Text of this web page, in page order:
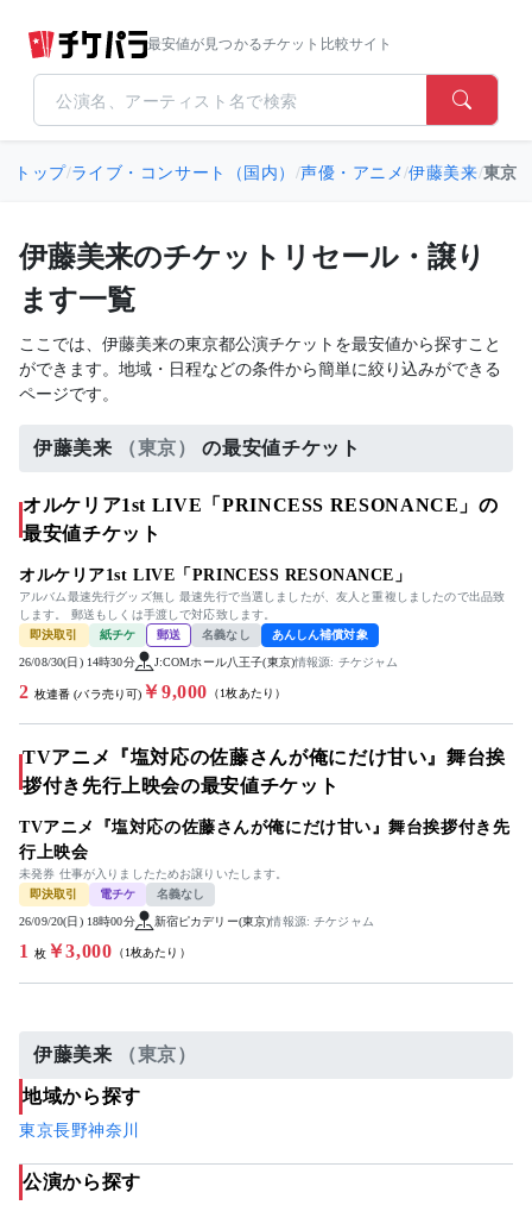
最安値が見つかるチケット比較サイト
トップ/ライブ・コンサート（国内） /声優・アニメ/伊藤美来/東京
伊藤美来のチケットリセール・譲り
ます一覧
ここでは、伊藤美来の東京都公演チケットを最安値から探すこと
ができます。地域・日程などの条件から簡単に絞り込みができる
ページです。
伊藤美来 （東京） の最安値チケット
オルケリア1st LIVE「PRINCESS RESONANCE」の
最安値チケット
オルケリア1st LIVE「PRINCESS RESONANCE」
アルバム最速先行グッズ無し 最速先行で当選しましたが、友人と重複しましたので出品致
します。 郵送もしくは手渡しで対応致します。
即決取引
紙チケ 郵送 名義なし あんしん補償対象
26/08/30(日) 14時30分 J:COMホール八王子(東京)情報源: チケジャム
2 枚連番 (バラ売り可) ￥9,000 （1枚あたり）
TVアニメ『塩対応の佐藤さんが俺にだけ甘い』舞台挨
拶付き先行上映会の最安値チケット
TVアニメ『塩対応の佐藤さんが俺にだけ甘い』舞台挨拶付き先
行上映会
未発券 仕事が入りましたためお譲りいたします。
即決取引
電チケ 名義なし
26/09/20(日) 18時00分 新宿ピカデリー(東京)情報源: チケジャム
1 枚￥3,000 （1枚あたり）
伊藤美来 （東京）
地域から探す
東京長野神奈川
公演から探す